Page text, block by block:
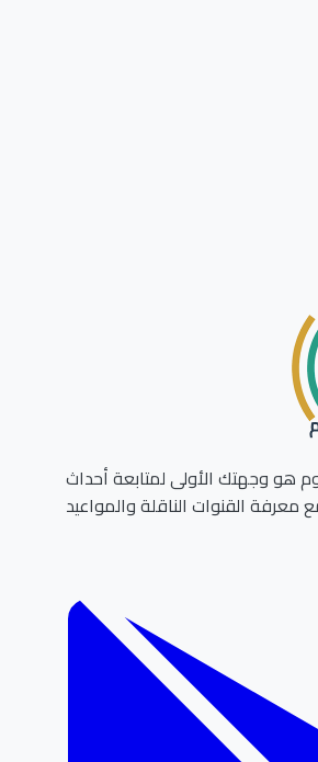
الأولى لمتابعة أحداث
القنوات الناقلة والمواعيد